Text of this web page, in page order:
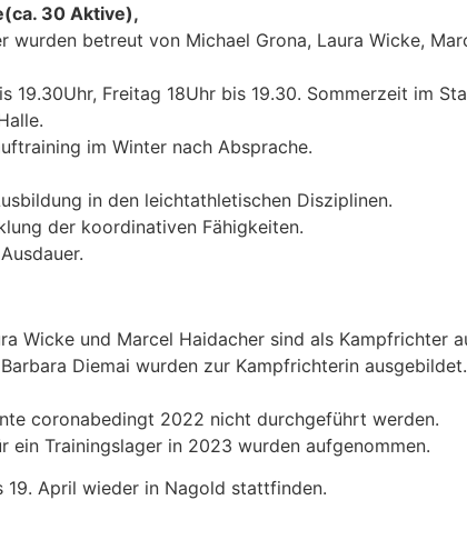
30 Aktive),
wurden betreut von Michael Grona, Laura Wicke,
19.30Uhr, Freitag 18Uhr bis 19.30. Sommerzeit im
im Winter nach Absprache.
in den leichtathletischen Disziplinen.
der koordinativen Fähigkeiten.
Wicke und Marcel Haidacher sind als Kampfrichter
Diemai wurden zur Kampfrichterin ausgebildet.
coronabedingt 2022 nicht durchgeführt werden.
ein Trainingslager in 2023 wurden aufgenommen.
19. April wieder in Nagold stattfinden.